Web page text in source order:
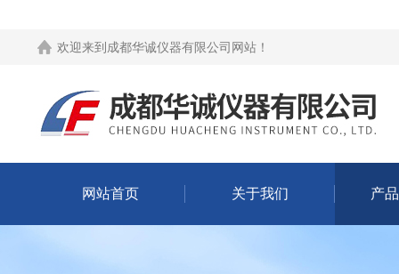
欢迎来到 成都华诚仪器有限公司网站 ！
网站首页 关于我们 产